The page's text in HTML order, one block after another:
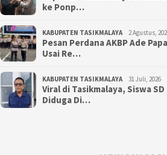
ke Ponp…
KABUPATEN TASIKMALAYA 2 Agustus,
Pesan Perdana AKBP Ade
Usai Re…
KABUPATEN TASIKMALAYA 31 Juli, 2026
Viral di Tasikmalaya, Siswa SD
Diduga Di…